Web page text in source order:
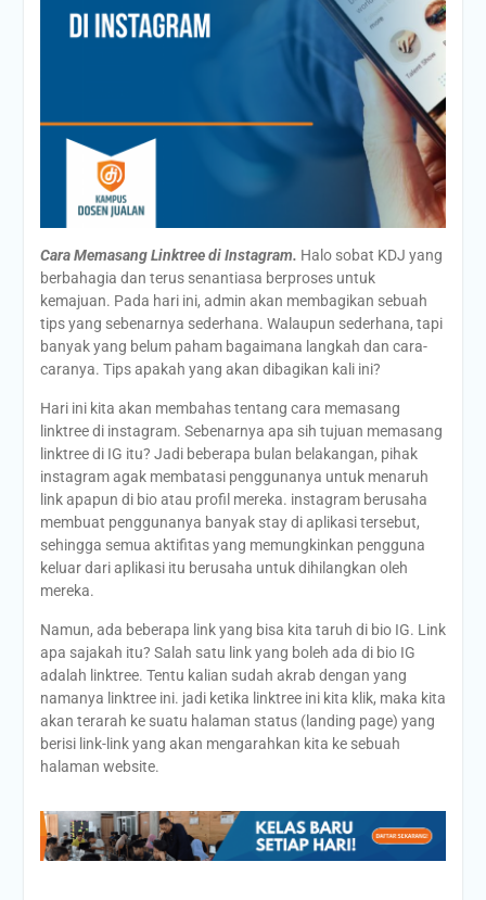
Cara Memasang Linktree di Instagram. Halo sobat KDJ yang
berbahagia dan terus senantiasa berproses untuk
kemajuan. Pada hari ini, admin akan membagikan sebuah
tips yang sebenarnya sederhana. Walaupun sederhana, tapi
banyak yang belum paham bagaimana langkah dan cara-
caranya. Tips apakah yang akan dibagikan kali ini?
Hari ini kita akan membahas tentang cara memasang
linktree di instagram. Sebenarnya apa sih tujuan memasang
linktree di IG itu? Jadi beberapa bulan belakangan, pihak
instagram agak membatasi penggunanya untuk menaruh
link apapun di bio atau profil mereka. instagram berusaha
membuat penggunanya banyak stay di aplikasi tersebut,
sehingga semua aktifitas yang memungkinkan pengguna
keluar dari aplikasi itu berusaha untuk dihilangkan oleh
mereka.
Namun, ada beberapa link yang bisa kita taruh di bio IG. Link
apa sajakah itu? Salah satu link yang boleh ada di bio IG
adalah linktree. Tentu kalian sudah akrab dengan yang
namanya linktree ini. jadi ketika linktree ini kita klik, maka kita
akan terarah ke suatu halaman status (landing page) yang
berisi link-link yang akan mengarahkan kita ke sebuah
halaman website.